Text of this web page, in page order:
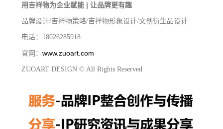
用吉祥物为企业赋能 | 让品牌更有趣
品牌设计/吉祥物策略/吉祥物形象设计/文创衍生品设计
电话：18026285918
官网： www.zuoart.com
ZUOART DESIGN © All Rights Reserved